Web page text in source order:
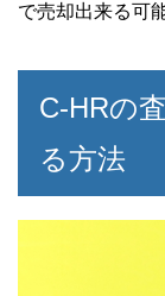
で売却出来る可
C-HRの
る方法